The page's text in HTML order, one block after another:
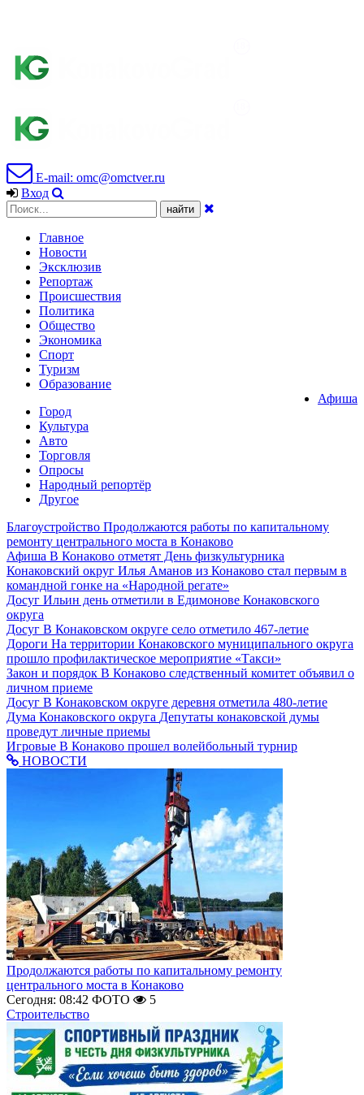
E-mail: omc@omctver.ru
Вход
Главное
Новости
Эксклюзив
Репортаж
Происшествия
Политика
Общество
Экономика
Спорт
Туризм
Образование
Афиша
Город
Культура
Авто
Торговля
Опросы
Народный репортёр
Другое
Благоустройство Продолжаются работы по капитальному
ремонту центрального моста в Конаково
Афиша В Конаково отметят День физкультурника
Конаковский округ Илья Аманов из Конаково стал первым в
командной гонке на «Народной регате»
Досуг Ильин день отметили в Едимонове Конаковского
округа
Досуг В Конаковском округе село отметило 467-летие
Дороги На территории Конаковского муниципального округа
прошло профилактическое мероприятие «Такси»
Закон и порядок В Конаково следственный комитет объявил о
личном приеме
Досуг В Конаковском округе деревня отметила 480-летие
Дума Конаковского округа Депутаты конаковской думы
проведут личные приемы
Игровые В Конаково прошел волейбольный турнир
НОВОСТИ
Продолжаются работы по капитальному ремонту
центрального моста в Конаково
Сегодня: 08:42 ФОТО
5
Строительство